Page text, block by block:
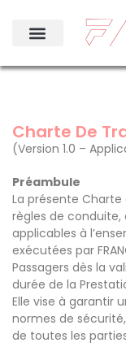
Charte De
(Version 1.0 –
Préambule
La présente
règles de
applicables à
exécutées par
Passagers dès la
durée de la
Elle vise à garantir
normes de
de toutes les